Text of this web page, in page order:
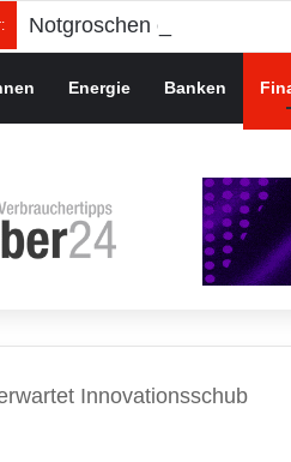
Energie Banken
Innovationsschub